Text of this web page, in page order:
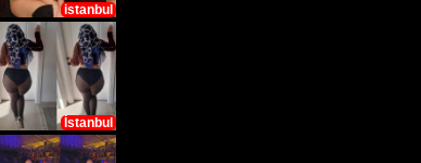
istanbul
İstanbul